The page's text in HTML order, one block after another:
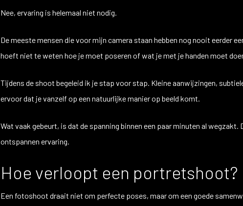
Nee, ervaring is helemaal niet nodig.
De meeste mensen die voor mijn camera staan hebben nog nooit eerder
hoeft niet te weten hoe je moet poseren of wat je met je handen moet
Tijdens de shoot begeleid ik je stap voor stap. Kleine aanwijzingen,
ervoor dat je vanzelf op een natuurlijke manier op beeld komt.
Wat vaak gebeurt, is dat de spanning binnen een paar minuten al
ontspannen ervaring.
Hoe verloopt een portretshoot?
Een fotoshoot draait niet om perfecte poses, maar om een goede